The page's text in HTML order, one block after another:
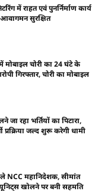
में राहत एवं पुनर्निर्माण कार्य
सुरक्षित
मोबाइल चोरी का 24 घंटे के
गिरफ्तार, चोरी का मोबाइल
रहा भर्तियों का पिटारा,
प्रक्रिया जल्द शुरू करेगी धामी
NCC महानिदेशक, सीमांत
यूनिट्स खोलने पर बनी सहमति